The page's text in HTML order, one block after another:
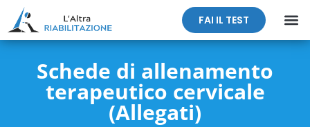
FAI IL TEST
Schede di allenamento
terapeutico cervicale
(Allegati)